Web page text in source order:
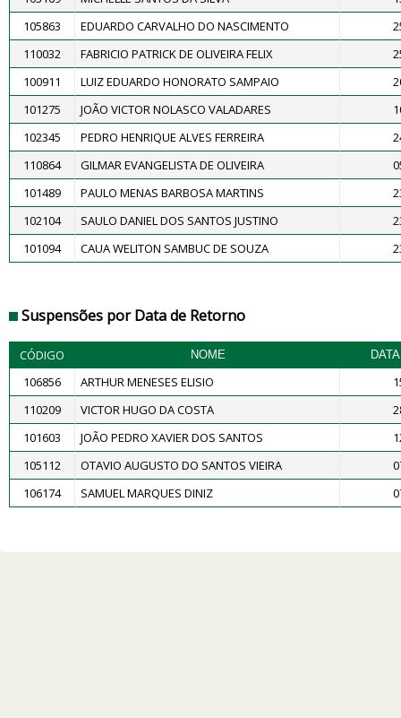
105863
EDUARDO CARVALHO DO NASCIMENTO
110032
FABRICIO PATRICK DE OLIVEIRA FELIX
100911
LUIZ EDUARDO HONORATO SAMPAIO
101275
JOÃO VICTOR NOLASCO VALADARES
102345
PEDRO HENRIQUE ALVES FERREIRA
110864
GILMAR EVANGELISTA DE OLIVEIRA
101489
PAULO MENAS BARBOSA MARTINS
102104
SAULO DANIEL DOS SANTOS JUSTINO
101094
CAUA WELITON SAMBUC DE SOUZA
Suspensões por Data de Retorno
CÓDIGO NOME
106856 ARTHUR MENESES ELISIO
110209
VICTOR HUGO DA COSTA
101603
JOÃO PEDRO XAVIER DOS SANTOS
105112
OTAVIO AUGUSTO DO SANTOS VIEIRA
106174
SAMUEL MARQUES DINIZ